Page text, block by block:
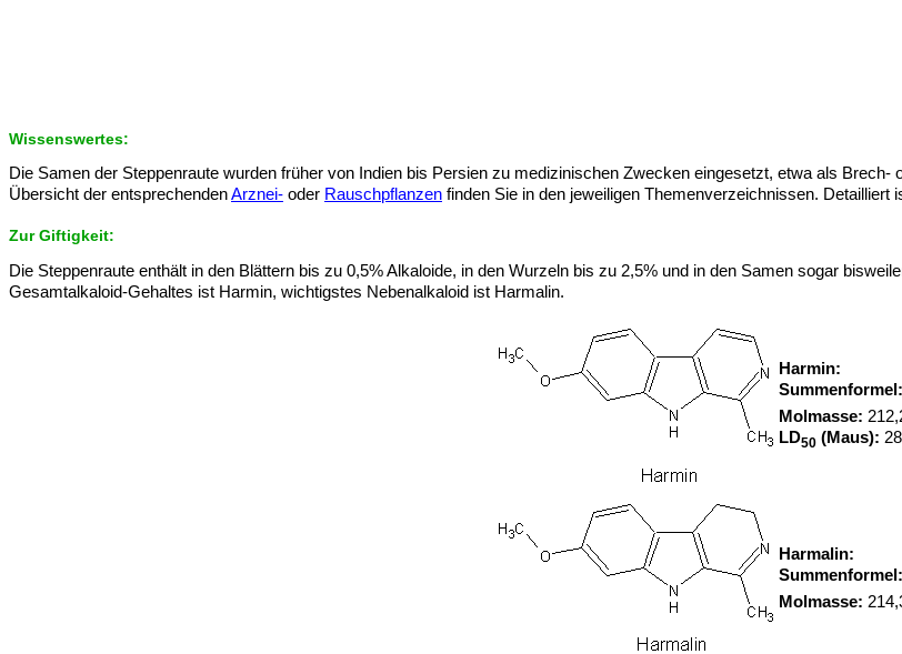
Wissenswertes:
Die Samen der Steppenraute wurden früher von Indien bis Persien zu medizinischen Zwecken eingesetzt, etwa als
Übersicht der entsprechendenArznei- oder Rauschpflanzen finden Sie in den jeweiligen Themenverzeichnissen. Detailliert
Zur Giftigkeit:
Die Steppenraute enthält in den Blättern bis zu 0,5% Alkaloide, in den Wurzeln bis zu 2,5% und in den Samen sogar
Gesamtalkaloid-Gehaltes ist Harmin, wichtigstes Nebenalkaloid ist Harmalin.
Harmin:
Summenformel:
Molmasse:
LD50(Maus):
Harmalin:
Summenformel:
Molmasse: